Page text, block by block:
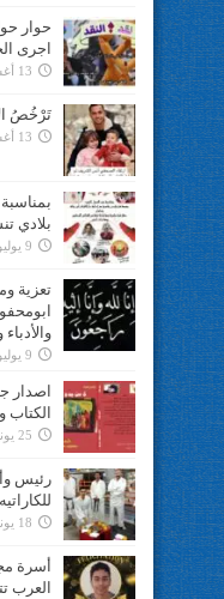
حوار
اجرى
13 أغسطس، 2025
تَرْخُصُ
13 أغسطس، 2025
بلادي
9 يوليو، 2025
تعزية
9 يوليو، 2025
الكتاب
25 يونيو، 2025
رئيس
للكاراتيه
18 يونيو، 2025
أسرة
العرب